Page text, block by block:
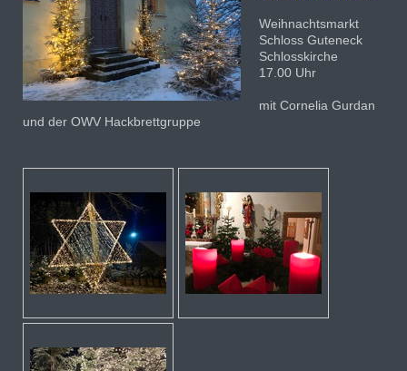
Weihnachtsmarkt
Schloss Guteneck
Schlosskirche
17.00 Uhr
mit Cornelia Gurdan
und der OWV Hackbrettgruppe